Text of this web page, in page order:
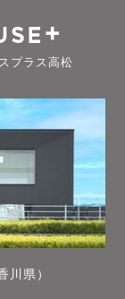
プラス高松
川県）